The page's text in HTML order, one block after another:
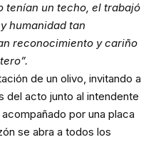
tenían un techo, el trabajó
humanidad tan
reconocimiento y cariño
de un olivo, invitando a
del acto junto al intendente
por una placa
se abra a todos los